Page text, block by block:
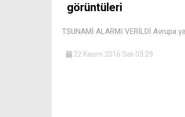
görüntüleri
TSUNAMİ ALARMI VERİLDİ Avrupa
22 Kasım 2016 Salı 03:29